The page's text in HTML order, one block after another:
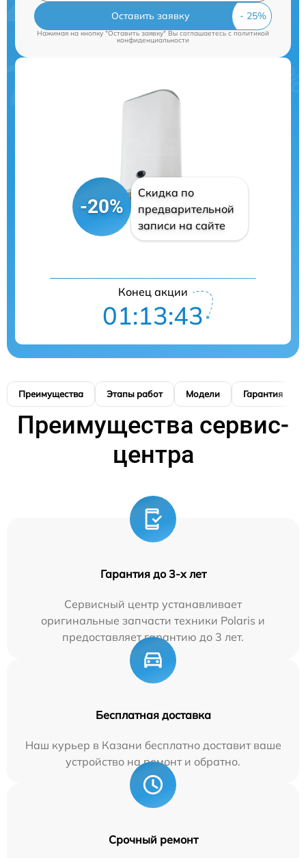
Оставить заявку
Нажимая на кнопку "Оставить заявку" Вы соглашаетесь cполитикой
конфиденциальности
-20%
Скидка по
предварительной
записи на сайте
Конец акции
01:13:42
Преимущества Этапы работ Модели Гарантия
Преимущества сервис-
центра
Гарантия до 3-х лет
Сервисный центр устанавливает
оригинальные запчасти техники Polaris и
предоставляет гарантию до 3 лет.
Бесплатная доставка
Наш курьер в Казани бесплатно доставит ваше
устройство на ремонт и обратно.
Срочный ремонт